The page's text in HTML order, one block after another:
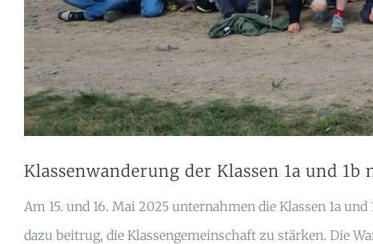
Klassenwanderung der Klassen 1a und
Am 15. und 16. Mai 2025 unternahmen die Klassen 1a
dazu beitrug, die Klassengemeinschaft zu stärken. Die